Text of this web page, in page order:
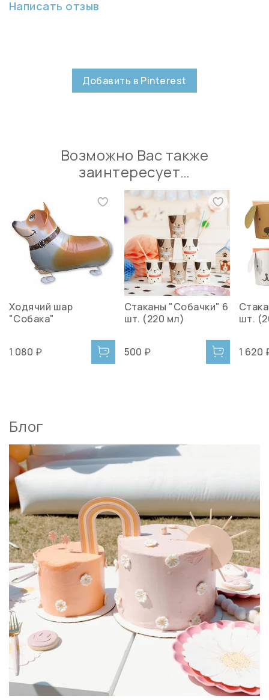
Написать отзыв
Добавить в Pinterest
Возможно Вас также
заинтересует…
Ходячий шар
"Собака"
1 080 ₽
Стаканы "Собачки" 6
шт. (220 мл)
500 ₽
шт.
1 620
Блог